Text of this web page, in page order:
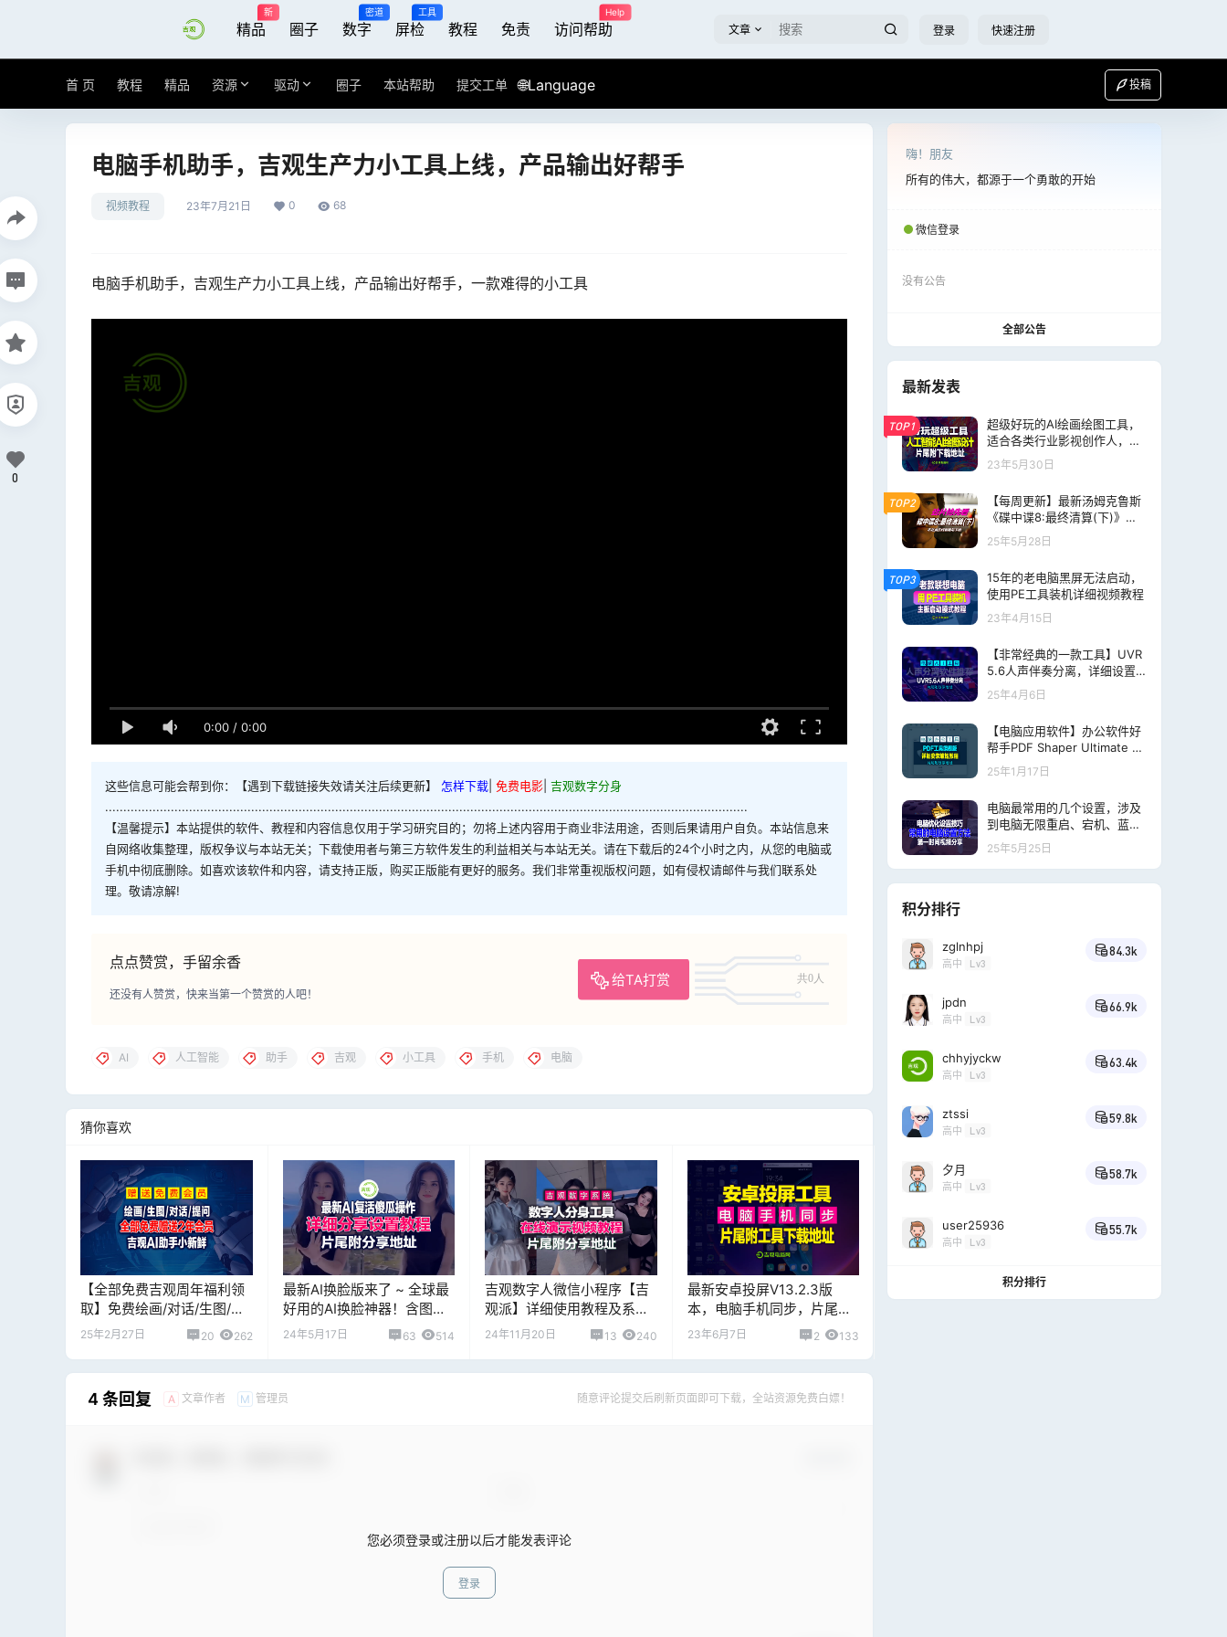
精品
新
圈子 数字
密道
屏检
工具
教程 免责 访问帮助
Help
文章 登录 快速注册
首 页 教程 精品 资源 驱动 圈子 本站帮助 提交工单 🌐Language 投稿
电脑手机助手，吉观生产力小工具上线，产品输出好帮手
视频教程 23年7月21日 0 68
电脑手机助手，吉观生产力小工具上线，产品输出好帮手，一款难得的小工具
0:00 / 0:00
这些信息可能会帮到你：【遇到下载链接失效请关注后续更新】 怎样下载 免费电影 吉观数字分身
................................................................................................................................................................................
【温馨提示】本站提供的软件、教程和内容信息仅用于学习研究目的；勿将上述内容用于商业非法用途，否则后果请用户自负。本站信息来
自网络收集整理，版权争议与本站无关；下载使用者与第三方软件发生的利益相关与本站无关。请在下载后的24个小时之内，从您的电脑或
手机中彻底删除。如喜欢该软件和内容，请支持正版，购买正版能有更好的服务。我们非常重视版权问题，如有侵权请邮件与我们联系处
理。敬请凉解!
点点赞赏，手留余香
给TA打赏 共0人
还没有人赞赏，快来当第一个赞赏的人吧！
0
AI 人工智能 助手 吉观 小工具 手机 电脑
猜你喜欢
【全部免费吉观周年福利领
取】免费绘画/对话/生图/生
成音乐/AI文档编译之吉观助
手“小新鲜”赠送1年全免费会
25年2月27日 20 262
最新AI换脸版来了 ~ 全球最
好用的AI换脸神器！含图片
换脸+视频换脸，梦寐以求
24年5月17日 63 514
吉观数字人微信小程序【吉
观派】详细使用教程及系统
后台演示，全部真人现场录
24年11月20日 13 240
最新安卓投屏V13.2.3版
本，电脑手机同步，片尾附
下载地址！
23年6月7日 2 133
4 条回复 A 文章作者 M 管理员 随意评论提交后刷新页面即可下载，全站资源免费白嫖！
您必须登录或注册以后才能发表评论
登录
嗨！朋友
所有的伟大，都源于一个勇敢的开始
微信登录
没有公告
全部公告
最新发表
TOP1
超级好玩的AI绘画绘图工具，
适合各类行业影视创作人，视
频片尾附下载网址
23年5月30日
TOP2
【每周更新】最新汤姆克鲁斯
《碟中谍8:最终清算(下)》在
线观看+网盘下载，每周更新
最新出品大片
25年5月28日
TOP3
15年的老电脑黑屏无法启动，
使用PE工具装机详细视频教程
23年4月15日
【非常经典的一款工具】UVR
5.6人声伴奏分离，详细设置
教程及片尾附下载地址
25年4月6日
【电脑应用软件】办公软件好
帮手PDF Shaper Ultimate v1
4.8 中文旗舰版+详细破解永
久使用版
25年1月17日
电脑最常用的几个设置，涉及
到电脑无限重启、宕机、蓝屏
等问题的解决方案
25年5月25日
积分排行
zglnhpj
高中 Lv3
84.3k
jpdn
高中 Lv3
66.9k
chhyjyckw
高中 Lv3
63.4k
ztssi
高中 Lv3
59.8k
夕月
高中 Lv3
58.7k
user25936
高中 Lv3
55.7k
积分排行